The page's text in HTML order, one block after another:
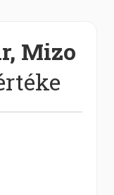
Mizo